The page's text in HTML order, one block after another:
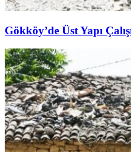
Gökköy’de Üst Yapı